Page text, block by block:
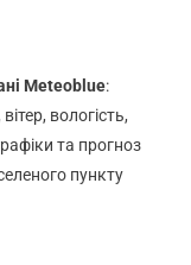
Meteoblue:
вологість,
та прогноз
пункту